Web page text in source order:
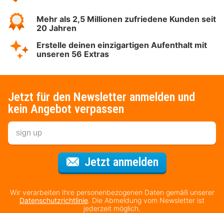
Mehr als 2,5 Millionen zufriedene Kunden seit
20 Jahren
Erstelle deinen einzigartigen Aufenthalt mit
unseren 56 Extras
Jetzt für den Newsletter anmelden und
kein Angebot verpassen
Jetzt anmeldenFür den
Wir verarbeiten Ihre personenbezogenen Daten gemäß unserer
Datenschutzrichtlinie. Die Abmeldung vom Newsletter ist
jederzeit möglich.